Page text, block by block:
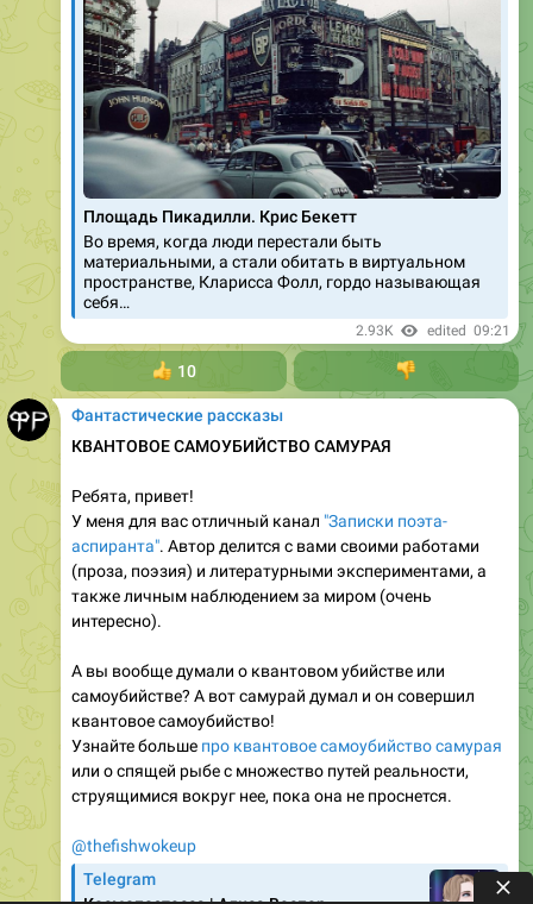
Площадь Пикадилли. Крис Бекетт
Во время, когда люди перестали быть
материальными, а стали обитать в виртуальном
пространстве, Кларисса Фолл, гордо называющая
себя…
2.93K edited 09:21
10 👎
Фантастические рассказы
КВАНТОВОЕ САМОУБИЙСТВО САМУРАЯ
Ребята, привет!
У меня для вас отличный канал "Записки поэта-
аспиранта". Автор делится с вами своими работами
(проза, поэзия) и литературными экспериментами, а
также личным наблюдением за миром (очень
интересно).
А вы вообще думали о квантовом убийстве или
самоубийстве? А вот самурай думал и он совершил
квантовое самоубийство!
Узнайте больше про квантовое самоубийство самурая
или о спящей рыбе с множество путей реальности,
струящимися вокруг нее, пока она не проснется.
@thefishwokeup
Telegram